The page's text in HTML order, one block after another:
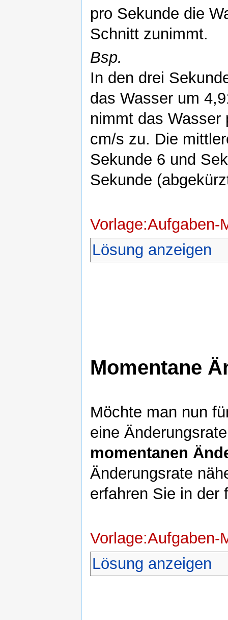
pro Sekunde die
Schnitt zunimmt.
Bsp.
In den drei
das Wasser um
nimmt das
cm/s zu. Die
Sekunde 6 und
Sekunde
Vorlage:Aufgaben-
Lösung anzeigen
Momentane
Möchte man nun
eine
momentanen
Änderungsrate
erfahren Sie in der
Vorlage:Aufgaben-
Lösung anzeigen